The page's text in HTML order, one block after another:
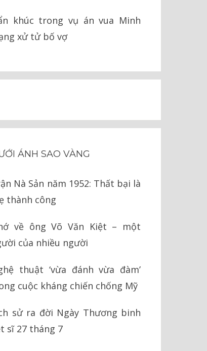
khúc trong vụ án vua Minh
xử tử bố vợ
ÁNH SAO VÀNG
Nà Sản năm 1952: Thất bại là
thành công
về ông Võ Văn Kiệt – một
của nhiều người
thuật ‘vừa đánh vừa đàm’
cuộc kháng chiến chống Mỹ
sử ra đời Ngày Thương binh
sĩ 27 tháng 7